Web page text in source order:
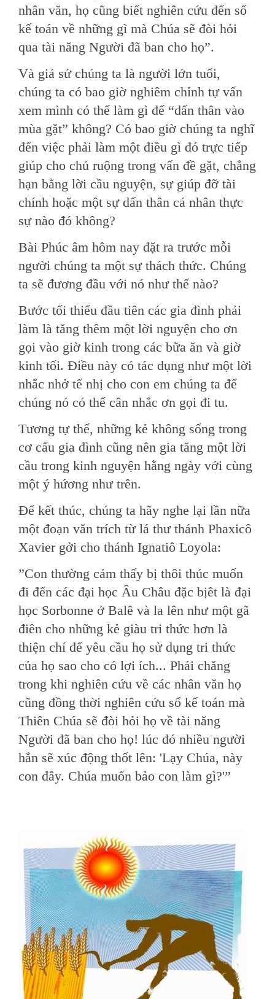
nhân văn, họ cũng biết nghiên cứu đến sổ
kế toán về những gì mà Chúa sẽ đòi hỏi
qua tài năng Người đã ban cho họ”.
Và giả sử chúng ta là người lớn tuổi,
chúng ta có bao giờ nghiêm chỉnh tự vấn
xem mình có thể làm gì để “dấn thân vào
mùa gặt” không? Có bao giờ chúng ta nghĩ
đến việc phải làm một điều gì đó trực tiếp
giúp cho chủ ruộng trong vấn đề gặt, chẳng
hạn bằng lời cầu nguyện, sự giúp đỡ tài
chính hoặc một sự dấn thân cá nhân thực
sự nào đó không?
Bài Phúc âm hôm nay đặt ra trước mỗi
người chúng ta một sự thách thức. Chúng
ta sẽ đương đầu với nó như thế nào?
Bước tối thiểu đầu tiên các gia đình phải
làm là tăng thêm một lời nguyện cho ơn
gọi vào giờ kinh trong các bữa ăn và giờ
kinh tối. Ðiều này có tác dụng như một lời
nhắc nhở tế nhị cho con em chúng ta để
chúng nó có thể cân nhắc ơn gọi đi tu.
Tương tự thế, những kẻ không sống trong
cơ cấu gia đình cũng nên gia tăng một lời
cầu trong kinh nguyện hằng ngày với cùng
một ý hứơng như trên.
Ðể kết thúc, chúng ta hãy nghe lại lần nữa
một đoạn văn trích từ lá thư thánh Phaxicô
Xavier gởi cho thánh Ignatiô Loyola:
”Con thường cảm thấy bị thôi thúc muốn
đi đến các đại học Âu Châu đặc bịêt là đại
học Sorbonne ở Balê và la lên như một gã
điên cho những kẻ giàu tri thức hơn là
thiện chí để yêu cầu họ sử dụng tri thức
của họ sao cho có lợi ích... Phải chăng
trong khi nghiên cứu về các nhân văn họ
cũng đồng thời nghiên cứu sổ kế toán mà
Thiên Chúa sẽ đòi hỏi họ về tài năng
Người đã ban cho họ! lúc đó nhiều người
hẳn sẽ xúc động thốt lên: 'Lạy Chúa, này
con đây. Chúa muốn bảo con làm gì?'”